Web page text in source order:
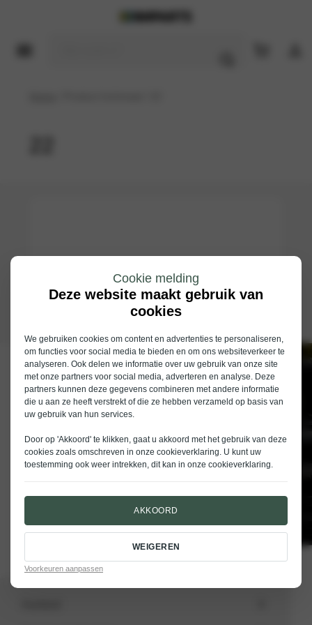
Cookie melding
Deze website maakt gebruik van
cookies
We gebruiken cookies om content en advertenties te personaliseren,
om functies voor social media te bieden en om ons websiteverkeer te
analyseren. Ook delen we informatie over uw gebruik van onze site
met onze partners voor social media, adverteren en analyse. Deze
partners kunnen deze gegevens combineren met andere informatie
die u aan ze heeft verstrekt of die ze hebben verzameld op basis van
uw gebruik van hun services.
Door op 'Akkoord' te klikken, gaat u akkoord met het gebruik van deze
cookies zoals omschreven in onze cookieverklaring. U kunt uw
toestemming ook weer intrekken, dit kan in onze cookieverklaring.
AKKOORD
WEIGEREN
Voorkeuren aanpassen
Schrijf je in voor de nieuwsbrief van
Nieuwenhuijse
E-mailadres
VERSTUREN